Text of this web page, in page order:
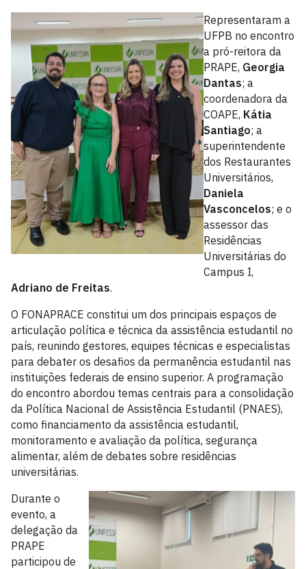
Representaram a
UFPB no encontro
a pró-reitora da
PRAPE, Georgia
Dantas; a
coordenadora da
COAPE, Kátia
Santiago; a
superintendente
dos Restaurantes
Universitários,
Daniela
Vasconcelos; e o
assessor das
Residências
Universitárias do
Campus I,
Adriano de Freitas.
O FONAPRACE constitui um dos principais espaços de
articulação política e técnica da assistência estudantil no
país, reunindo gestores, equipes técnicas e especialistas
para debater os desafios da permanência estudantil nas
instituições federais de ensino superior. A programação
do encontro abordou temas centrais para a consolidação
da Política Nacional de Assistência Estudantil (PNAES),
como financiamento da assistência estudantil,
monitoramento e avaliação da política, segurança
alimentar, além de debates sobre residências
universitárias.
Durante o
evento, a
delegação da
PRAPE
participou de